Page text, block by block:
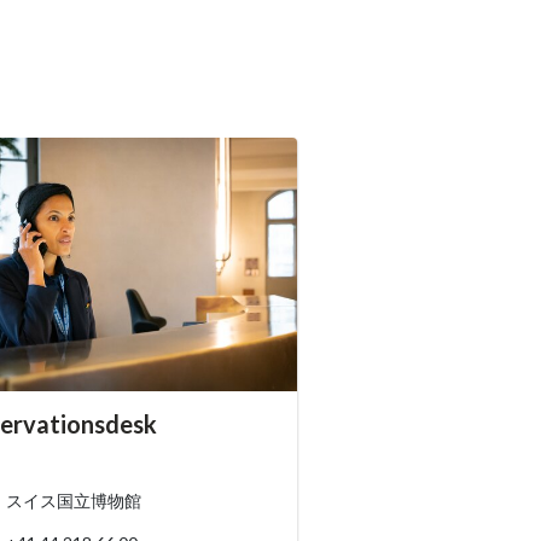
only.person_card_info
only.museum
スイス国立博物館
only.phone